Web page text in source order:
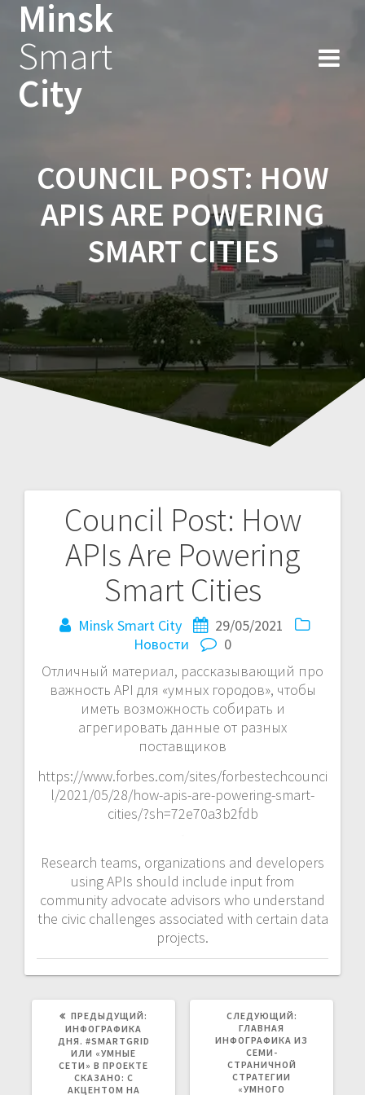
Minsk
Smart
City
COUNCIL POST: HOW
APIS ARE POWERING
SMART CITIES
Council Post: How
APIs Are Powering
Smart Cities
Minsk Smart City
29/05/2021
Новости
0
Отличный материал, рассказывающий про
важность API для «умных городов», чтобы
иметь возможность собирать и
агрегировать данные от разных
поставщиков
https://www.forbes.com/sites/forbestechcounci
l/2021/05/28/how-apis-are-powering-smart-
cities/?sh=72e70a3b2fdb
Research teams, organizations and developers
using APIs should include input from
community advocate advisors who understand
the civic challenges associated with certain data
projects.
Навигация
записям
ПРЕДЫДУЩИЙ:
ИНФОГРАФИКА
ДНЯ. #SMARTGRID
ИЛИ «УМНЫЕ
СЕТИ» В ПРОЕКТЕ
СКАЗАНО: С
АКЦЕНТОМ НА
СЛЕДУЮЩИЙ:
ГЛАВНАЯ
ИНФОГРАФИКА ИЗ
СЕМИ-
СТРАНИЧНОЙ
СТРАТЕГИИ
«УМНОГО